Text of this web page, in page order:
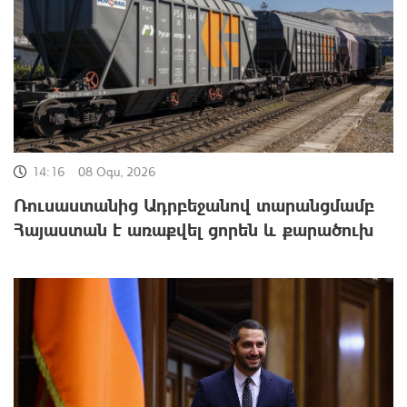
14:16 08 Օգս, 2026
Ռուսաստանից Ադրբեջանով տարանցմամբ
Հայաստան է առաքվել ցորեն և քարածուխ